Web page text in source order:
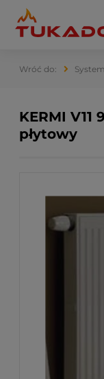
KERMI V11
płytowy